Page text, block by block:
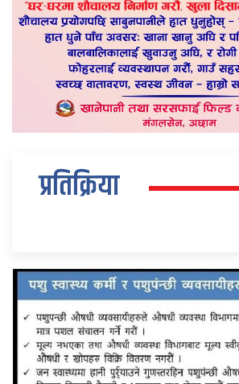
प्रतिक्रिया